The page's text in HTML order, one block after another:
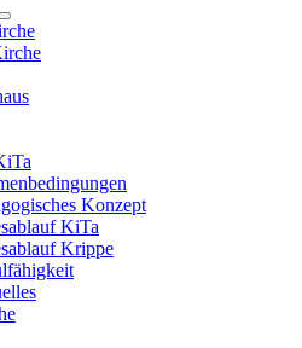
Konzept
KiTa
Krippe